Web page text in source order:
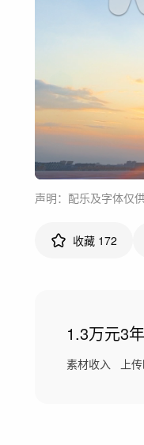
声明：配乐及字体仅
收藏 172
1.3万元
素材收入
3
上